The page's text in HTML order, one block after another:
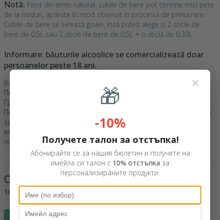
Notă: Fiind din lemn natural, cutiile de bere pot conține mici pete
de la noduri, apărute în mod obișnuit în procesul de prelucrare.
Cutiile de bere se livrează goale, însă puteți alege și 2 sticle de
bere de 0,5L sau 2 sticle de bere de 0,5L + o sticlă de 0,33L.
Informare: băuturile alcoolice se comercializează doar
persoanelor peste 18 ani.
Вижте и други
Персонализирани коледни каси с бира
Гравирани подаръци
Персонализирани подаръци
Персонализирани каси за бира
Подаръци
за любителите на виното
Персонализирани подаръци за
възрастни
подаръци
Отзиви 5
100%
би го препоръчал на приятел
×
🎁
-10%
Получете талон за отстъпка!
Абонирайте се за нашия бюлетин и получете на
имейла си талон с 10% отстъпка за
персонализираните продукти.